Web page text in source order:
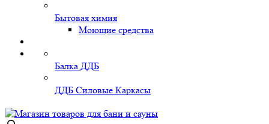
Бытовая химия
Моющие средства
Балка ДДБ
ДДБ Силовые Каркасы